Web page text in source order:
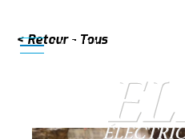
MENU
< Retour - Tous